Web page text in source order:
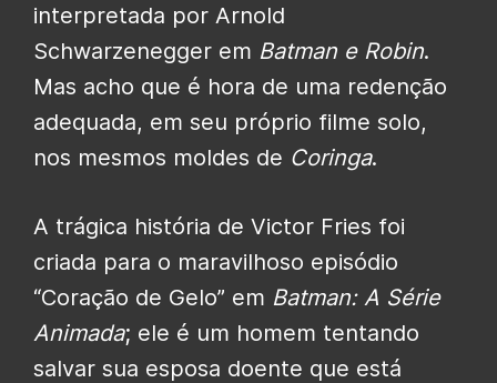
interpretada por Arnold
Schwarzenegger em Batman e Robin.
Mas acho que é hora de uma redenção
adequada, em seu próprio filme solo,
nos mesmos moldes de Coringa.
A trágica história de Victor Fries foi
criada para o maravilhoso episódio
“Coração de Gelo” em Batman: A Série
Animada; ele é um homem tentando
salvar sua esposa doente que está